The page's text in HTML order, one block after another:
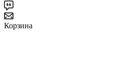
Корзина